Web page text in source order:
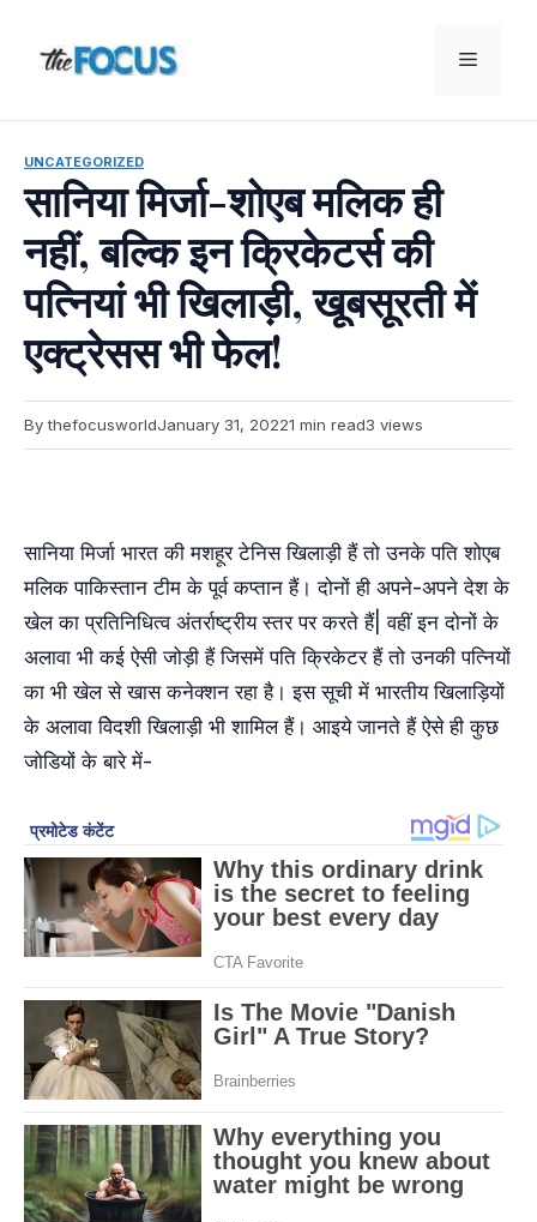
content
Menu
UNCATEGORIZED
सानिया मिर्जा-शोएब मलिक ही
नहीं, बल्कि इन क्रिकेटर्स की
पत्नियां भी खिलाड़ी, खूबसूरती में
एक्ट्रेसस भी फेल!
By thefocusworldJanuary 31, 20221 min read3 views
सानिया मिर्जा भारत की मशहूर टेनिस खिलाड़ी हैं तो उनके पति शोएब
मलिक पाकिस्तान टीम के पूर्व कप्तान हैं। दोनों ही अपने-अपने देश के
खेल का प्रतिनिधित्व अंतर्राष्ट्रीय स्तर पर करते हैं| वहीं इन दोनों के
अलावा भी कई ऐसी जोड़ी हैं जिसमें पति क्रिकेटर हैं तो उनकी पत्नियों
का भी खेल से खास कनेक्शन रहा है। इस सूची में भारतीय खिलाड़ियों
के अलावा विेदशी खिलाड़ी भी शामिल हैं। आइये जानते हैं ऐसे ही कुछ
जोडियों के बारे में-